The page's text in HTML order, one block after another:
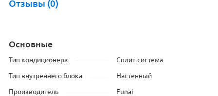
Отзывы (0)
Основные
Тип кондиционера Сплит-система
Тип внутреннего блока Настенный
Производитель Funai